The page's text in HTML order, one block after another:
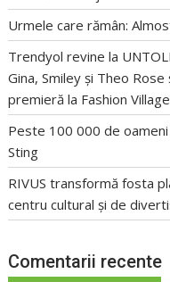
Urmele care rămân:
Trendyol revine la
Gina, Smiley și Theo
premieră la Fashion Village
Peste 100 000 de
Sting
RIVUS transformă fosta
centru cultural și de
Comentarii recente